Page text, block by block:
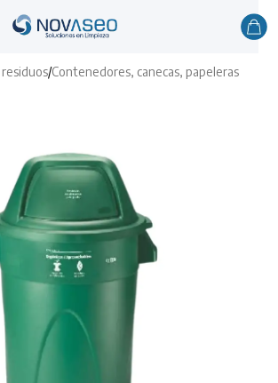
/Contenedores, canecas, papeleras